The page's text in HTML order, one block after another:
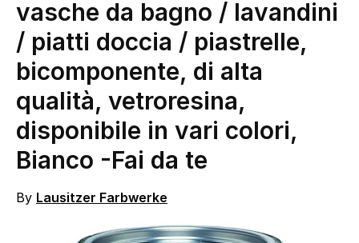
vasche da bagno / lavandini
/ piatti doccia / piastrelle,
bicomponente, di alta
qualità, vetroresina,
disponibile in vari colori,
Bianco -Fai da te
By Lausitzer Farbwerke